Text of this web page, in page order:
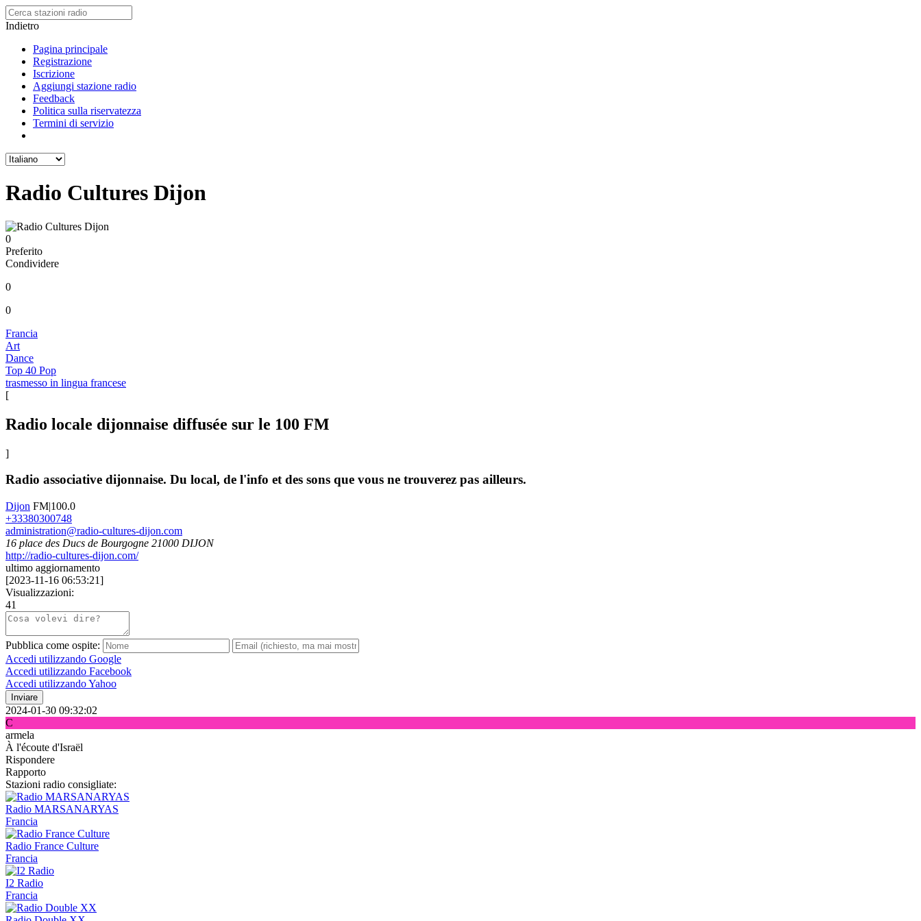
Indietro
Pagina principale
Registrazione
Iscrizione
Aggiungi stazione radio
Feedback
Politica sulla riservatezza
Termini di servizio
Radio Cultures Dijon
0
Preferito
Condividere
0
0
Francia
Art
Dance
Top 40 Pop
trasmesso in lingua francese
[
Radio locale dijonnaise diffusée sur le 100 FM
]
Radio associative dijonnaise. Du local, de l'info et des sons que vous ne trouverez pas ailleurs.
Dijon FM|100.0
+33380300748
administration@radio-cultures-dijon.com
16 place des Ducs de Bourgogne 21000 DIJON
http://radio-cultures-dijon.com/
ultimo aggiornamento
[2023-11-16 06:53:21]
Visualizzazioni:
41
Pubblica come ospite:
Accedi utilizzando Google
Accedi utilizzando Facebook
Accedi utilizzando Yahoo
Inviare
2024-01-30 09:32:02
C
armela
À l'écoute d'Israël
Rispondere
Rapporto
Stazioni radio consigliate:
Radio MARSANARYAS
Francia
Radio France Culture
Francia
I2 Radio
Francia